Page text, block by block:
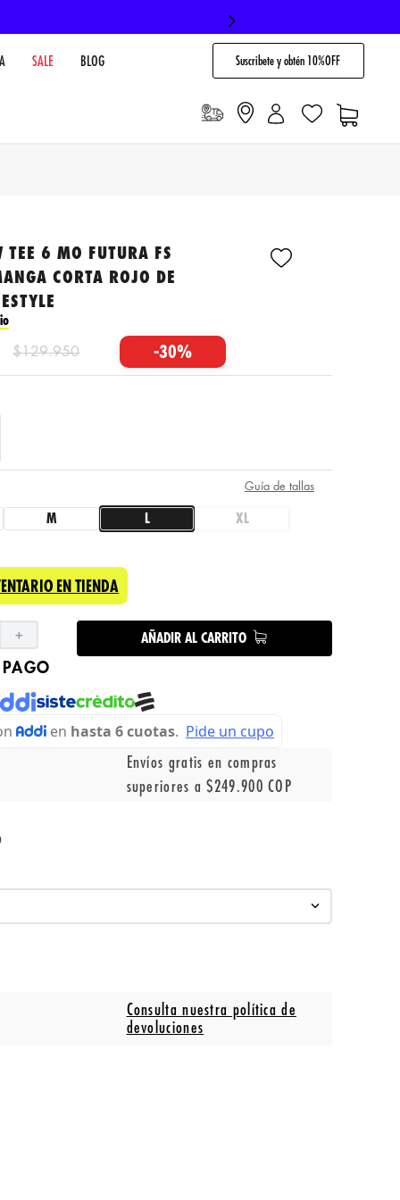
SALE BLOG Suscribete y obtén 10%OFF
TEE 6 MO FUTURA FS
CORTA ROJO DE
$129.950 -30%
M L XL
Guía de tallas
EN TIENDA
＋ AÑADIR AL CARRITO
Envíos gratis en compras
superiores a $249.900 COP
Consulta nuestra política de
devoluciones